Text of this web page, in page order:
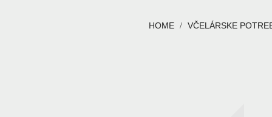
HOME VČELÁRSKE